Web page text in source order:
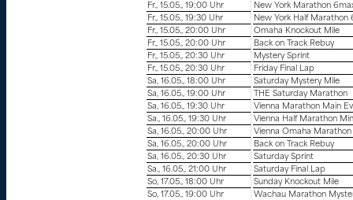
Fr., 15.05., 19:00 Uhr
New York Marathon
Fr., 15.05., 19:30 Uhr
New York Half Marathon
Fr., 15.05., 20:00 Uhr
Omaha Knockout Mile
Fr., 15.05., 20:00 Uhr
Back on Track Rebuy
Fr., 15.05., 20:30 Uhr
Mystery Sprint
Fr., 15.05., 20:30 Uhr
Friday Final Lap
Sa, 16.05., 18:00 Uhr
Saturday Mystery Mile
Sa, 16.05., 19:00 Uhr
THE Saturday Marathon
Sa, 16.05., 19:30 Uhr
Vienna Marathon Main
Sa., 16.05., 19:30 Uhr
Vienna Half Marathon
Sa, 16.05., 20:00 Uhr
Vienna Omaha Marathon
Sa, 16.05., 20:00 Uhr
Back on Track Rebuy
Sa, 16.05., 20:30 Uhr
Saturday Sprint
Sa., 16.05., 21:00 Uhr
Saturday Final Lap
So, 17.05., 18:00 Uhr
Sunday Knockout Mile
So, 17.05., 19:00 Uhr
Wachau Marathon